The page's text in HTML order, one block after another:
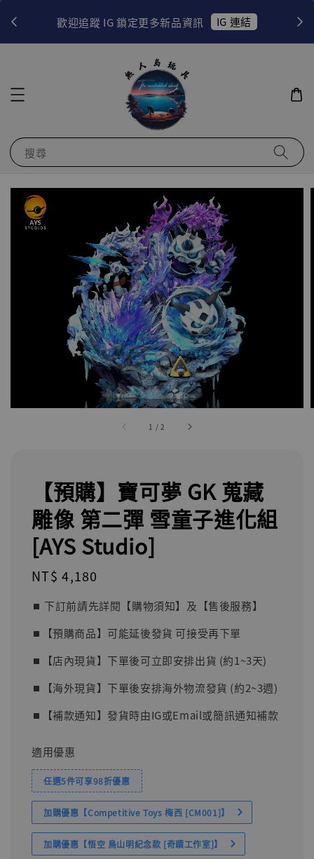
歡迎追蹤 IG 鎖定更多新品資訊 IG 連結
搜尋
1 /2
【預購】寶可夢 GK 蒐藏
雕像 第二彈 雪童子進化組
[AYS Studio]
Regular
NT$ 4,180
⏹︎ 下訂前請先詳閱【購物須知】及【售後服務】
⏹︎【預購商品】可能延後發貨 可接受再下單
⏹︎【店內現貨】下單後可立即安排出貨 (約1~3天)
⏹︎【海外現貨】下單後安排海外物流發貨 (約2~3週)
⏹︎【補款通知】發貨時由IG或Email或簡訊通知補款
適用優惠
任選5件可享98折優惠
加購優惠【Competitive Toys 梅西 [CM001]】
加購優惠【悟空 鳥山明紀念款 [奇蹟工作室]】